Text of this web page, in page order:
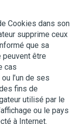
Cookies dans son
supprime ceux
que sa
peuvent être
cas
ou l’un de ses
fins de
utilisé par le
ou le pays
à Internet.